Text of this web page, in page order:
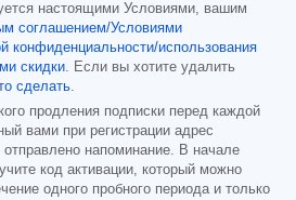
настоящими Условиями, вашим
соглашением/Условиями
конфиденциальности/использования
скидки. Если вы хотите удалить
сделать.
продления подписки перед каждой
вами при регистрации адрес
отправлено напоминание. В начале
код активации, который можно
одного пробного периода и только